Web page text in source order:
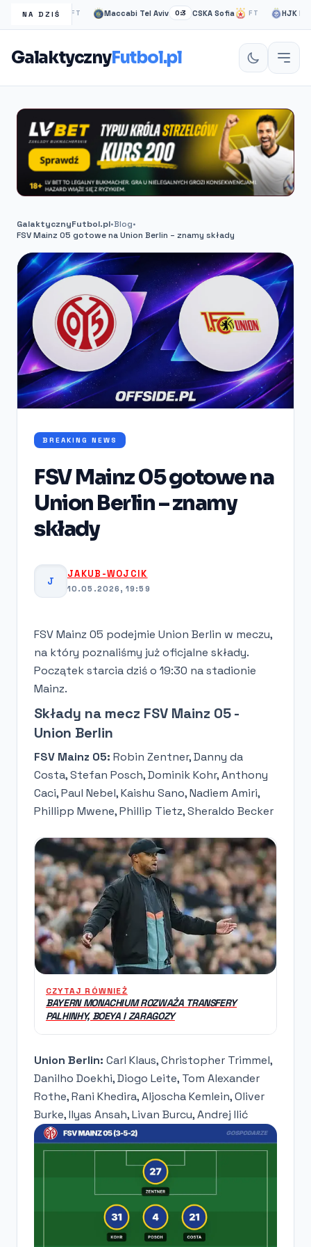
NA DZIŚ
Rangers FT Maccabi Tel Aviv 0:3 CSKA Sofia FT HJK
GalaktycznyFutbol.pl
GalaktycznyFutbol.pl•Blog•
FSV Mainz 05 gotowe na Union Berlin – znamy składy
BREAKING NEWS
FSV Mainz 05 gotowe na
Union Berlin – znamy
składy
J
JAKUB-WOJCIK
10.05.2026, 19:59
FSV Mainz 05 podejmie Union Berlin w meczu,
na który poznaliśmy już oficjalne składy.
Początek starcia dziś o 19:30 na stadionie
Mainz.
Składy na mecz FSV Mainz 05 -
Union Berlin
FSV Mainz 05: Robin Zentner, Danny da
Costa, Stefan Posch, Dominik Kohr, Anthony
Caci, Paul Nebel, Kaishu Sano, Nadiem Amiri,
Phillipp Mwene, Phillip Tietz, Sheraldo Becker
CZYTAJ RÓWNIEŻ
BAYERN MONACHIUM ROZWAŻA TRANSFERY
PALHINHY, BOEYA I ZARAGOZY
Union Berlin: Carl Klaus, Christopher Trimmel,
Danilho Doekhi, Diogo Leite, Tom Alexander
Rothe, Rani Khedira, Aljoscha Kemlein, Oliver
Burke, Ilyas Ansah, Livan Burcu, Andrej Ilić